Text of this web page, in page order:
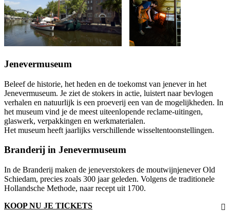
Jenevermuseum
Beleef de historie, het heden en de toekomst van jenever in het
Jenevermuseum. Je ziet de stokers in actie, luistert naar bevlogen
verhalen en natuurlijk is een proeverij een van de mogelijkheden. In
het museum vind je de meest uiteenlopende reclame-uitingen,
glaswerk, verpakkingen en werkmaterialen.
Het museum heeft jaarlijks verschillende wisseltentoonstellingen.
Branderij in Jenevermuseum
In de Branderij maken de jeneverstokers de moutwijnjenever Old
Schiedam, precies zoals 300 jaar geleden. Volgens de traditionele
Hollandsche Methode, naar recept uit 1700.
KOOP NU JE TICKETS